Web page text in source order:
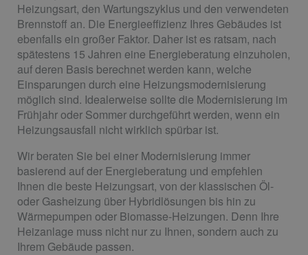
Heizungsart, den Wartungszyklus und den verwendeten
Brennstoff an. Die Energieeffizienz Ihres Gebäudes ist
ebenfalls ein großer Faktor. Daher ist es ratsam, nach
spätestens 15 Jahren eine Energieberatung einzuholen,
auf deren Basis berechnet werden kann, welche
Einsparungen durch eine Heizungsmodernisierung
möglich sind. Idealerweise sollte die Modernisierung im
Frühjahr oder Sommer durchgeführt werden, wenn ein
Heizungsausfall nicht wirklich spürbar ist.
Wir beraten Sie bei einer Modernisierung immer
basierend auf der Energieberatung und empfehlen
Ihnen die beste Heizungsart, von der klassischen Öl-
oder Gasheizung über Hybridlösungen bis hin zu
Wärmepumpen oder Biomasse-Heizungen. Denn Ihre
Heizanlage muss nicht nur zu Ihnen, sondern auch zu
Ihrem Gebäude passen.